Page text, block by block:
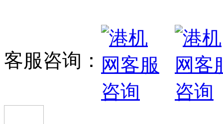
客服咨询：